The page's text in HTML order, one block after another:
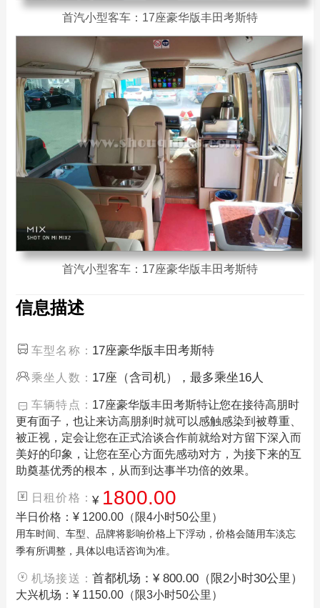
首汽小型客车：17座豪华版丰田考斯特
首汽小型客车：17座豪华版丰田考斯特
信息描述
车型名称： 17座豪华版丰田考斯特
乘坐人数： 17座（含司机），最多乘坐16人
车辆特点： 17座豪华版丰田考斯特让您在接待高朋时
更有面子，也让来访高朋刹时就可以感触感染到被尊重、
被正视，定会让您在正式洽谈合作前就给对方留下深入而
美好的印象，让您在至心方面先感动对方，为接下来的互
助奠基优秀的根本，从而到达事半功倍的效果。
日租价格： ¥ 1800.00
半日价格：¥ 1200.00（限4小时50公里）
用车时间、车型、品牌将影响价格上下浮动，价格会随用车淡忘
季有所调整，具体以电话咨询为准。
机场接送： 首都机场：¥ 800.00（限2小时30公里）
大兴机场：¥ 1150.00（限3小时50公里）